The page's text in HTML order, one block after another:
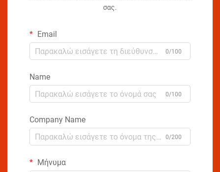
σας.
Email
0/100
Name
0/100
Company Name
0/200
Μήνυμα